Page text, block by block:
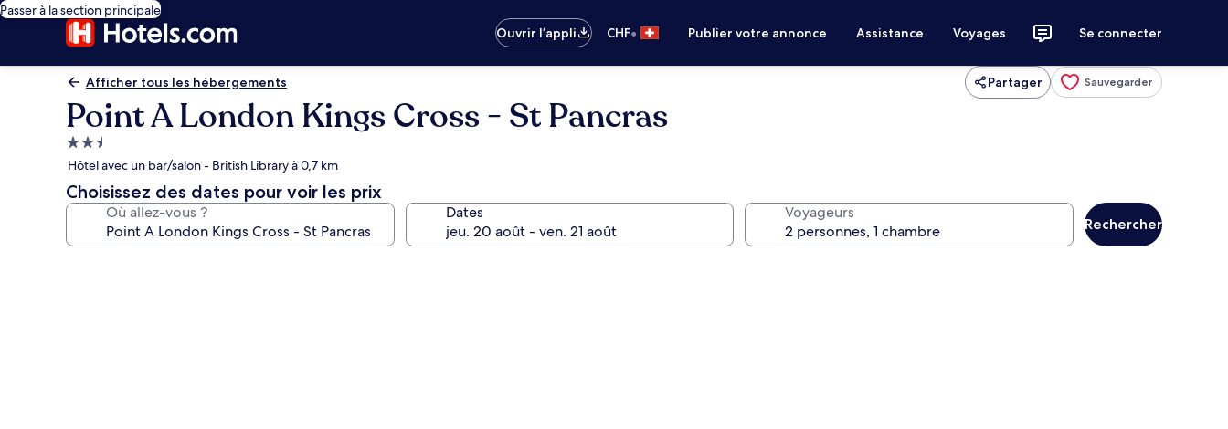
Passer à la section principale
Ouvrir l’appli
CHF• Publier votre annonce Assistance Voyages Se connecter
Afficher tous les hébergements Partager Sauvegarder
Point A London Kings Cross - St Pancras
Hébergement
2.5 étoiles
Hôtel avec un bar/salon - British Library à 0,7 km
Choisissez des dates pour voir les prix
Où allez-vous ? Dates Voyageurs
Rechercher